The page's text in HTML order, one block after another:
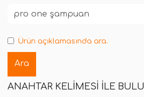
Ürün açıklamasında ara.
ANAHTAR KELIMESI ILE